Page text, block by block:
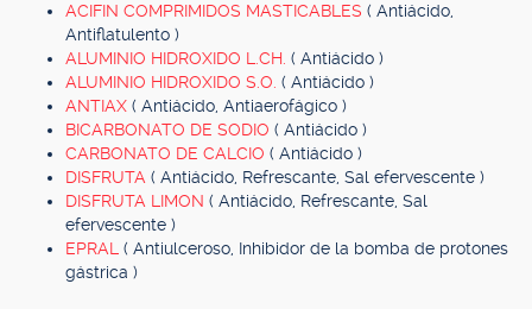
ACIFIN COMPRIMIDOS MASTICABLES ( Antiácido,
Antiflatulento )
ALUMINIO HIDROXIDO L.CH. ( Antiácido )
ALUMINIO HIDROXIDO S.O. ( Antiácido )
ANTIAX ( Antiácido, Antiaerofágico )
BICARBONATO DE SODIO ( Antiácido )
CARBONATO DE CALCIO ( Antiácido )
DISFRUTA ( Antiácido, Refrescante, Sal efervescente )
DISFRUTA LIMON ( Antiácido, Refrescante, Sal
efervescente )
EPRAL ( Antiulceroso, Inhibidor de la bomba de protones
gástrica )